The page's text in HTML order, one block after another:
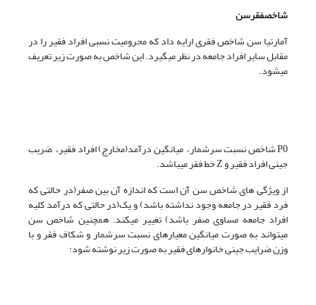
شاخصفقرسن
آمارتیا سن شاخص فقری ارایه داد که محرومیت نسبی افراد فقیر را در
مقابل سایر افراد جامعه در نظر میگیرد. این شاخص به صورت زیر تعریف
میشود.
P0 شاخص نسبت سرشمار، میانگین درآمد(مخارج) افراد فقیر، ضریب
جینی افراد فقیر و Z خط فقر میباشد.
از ویژگی های شاخص سن آن است که اندازه آن بین صفر(در حالتی که
فرد فقیر در جامعه وجود نداشته باشد) و یک(در حالتی که درآمد کلیه
افراد جامعه مساوی صفر باشد) تغییر میکند. همچنین شاخص سن
میتواند به صورت میانگین معیارهای نسبت سرشمار و شکاف فقر و با
وزن ضرایب جینی خانوارهای فقیر به صورت زیر نوشته شود: